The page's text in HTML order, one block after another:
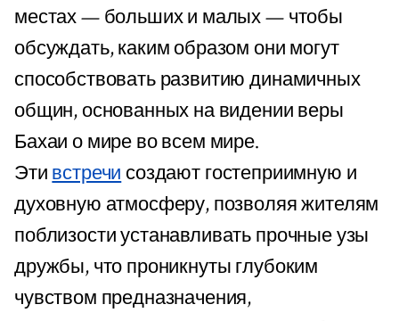
местах — больших и малых — чтобы
обсуждать, каким образом они могут
способствовать развитию динамичных
общин, основанных на видении веры
Бахаи о мире во всем мире.
Эти встречи создают гостеприимную и
духовную атмосферу, позволяя жителям
поблизости устанавливать прочные узы
дружбы, что проникнуты глубоким
чувством предназначения,